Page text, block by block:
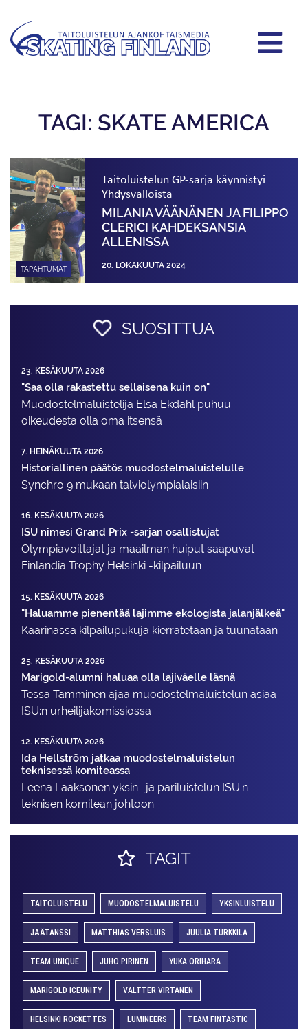
TAGI: SKATE AMERICA
TAPAHTUMAT
Taitoluistelun GP-sarja käynnistyi
Yhdysvalloista
MILANIA VÄÄNÄNEN JA FILIPPO
CLERICI KAHDEKSANSIA
ALLENISSA
20. LOKAKUUTA 2024
SUOSITTUA
23. KESÄKUUTA 2026
"Saa olla rakastettu sellaisena kuin on"
Muodostelma­luistelija Elsa Ekdahl puhuu
oikeudesta olla oma itsensä
7. HEINÄKUUTA 2026
Historiallinen päätös muodostelmaluistelulle
Synchro 9 mukaan talviolympialaisiin
16. KESÄKUUTA 2026
ISU nimesi Grand Prix -sarjan osallistujat
Olympiavoittajat ja maailman huiput saapuvat
Finlandia Trophy Helsinki -kilpailuun
15. KESÄKUUTA 2026
"Haluamme pienentää lajimme ekologista jalanjälkeä"
Kaarinassa kilpailupukuja kierrätetään ja tuunataan
25. KESÄKUUTA 2026
Marigold-alumni haluaa olla lajiväelle läsnä
Tessa Tamminen ajaa muodostelma­luistelun asiaa
ISU:n urheilija­komissiossa
12. KESÄKUUTA 2026
Ida Hellström jatkaa muodostelmaluistelun
teknisessä komiteassa
Leena Laaksonen yksin- ja pariluistelun ISU:n
teknisen komitean johtoon
TAGIT
TAITOLUISTELU MUODOSTELMALUISTELU YKSINLUISTELU
JÄÄTANSSI MATTHIAS VERSLUIS JUULIA TURKKILA
TEAM UNIQUE JUHO PIRINEN YUKA ORIHARA
MARIGOLD ICEUNITY VALTTER VIRTANEN
HELSINKI ROCKETTES LUMINEERS TEAM FINTASTIC